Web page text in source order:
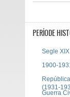
PERÍODE
Segle XIX
1900-
(1931-
Guerra